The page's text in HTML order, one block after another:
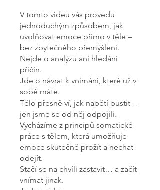
V tomto videu vás provedu
jednoduchým způsobem, jak
uvolňovat emoce přímo v těle –
bez zbytečného přemýšlení.
Nejde o analýzu ani hledání
příčin.
Jde o návrat k vnímání, které už v
sobě máte.
Tělo přesně ví, jak napětí pustit –
jen jsme se od něj odpojili.
Vycházíme z principů somatické
práce s tělem, která umožňuje
emoce skutečně prožít a nechat
odejít.
Stačí se na chvíli zastavit… a začít
vnímat jinak.